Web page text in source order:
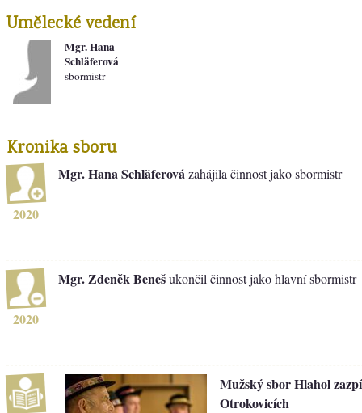
Umělecké vedení
Mgr. Hana
Schläferová
sbormistr
Kronika sboru
2020
Mgr. Hana Schläferová zahájila činnost jako sbormistr
2020
Mgr. Zdeněk Benešukončil činnost jako hlavní sbormistr
Mužský sbor Hlahol
Otrokovicích